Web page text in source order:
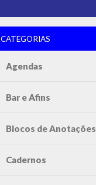
CATEGORIAS
Agendas
Bar e Afins
Blocos de Anotações
Cadernos